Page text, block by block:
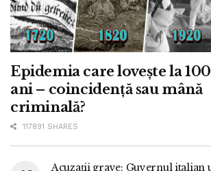
Epidemia care lovește la
ani – coincidență sau mână
criminală?
117891 SHARES
Acuzații grave: Guvernul italian